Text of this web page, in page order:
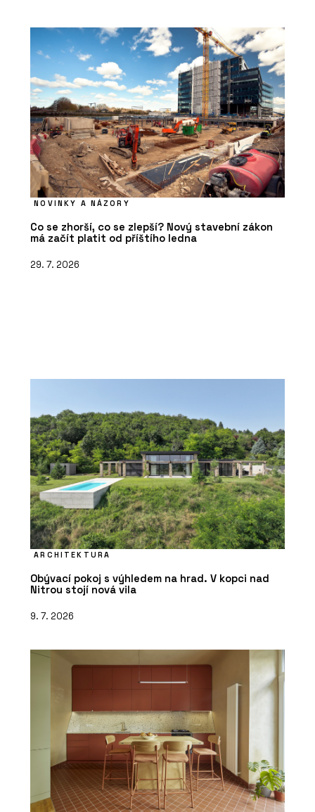
NOVINKY A NÁZORY
Co se zhorší, co se zlepší? Nový stavební zákon
má začít platit od příštího ledna
29. 7. 2026
ARCHITEKTURA
Obývací pokoj s výhledem na hrad. V kopci nad
Nitrou stojí nová vila
9. 7. 2026